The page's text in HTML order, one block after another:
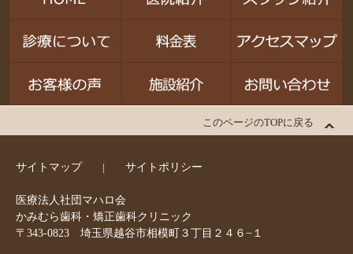
このページのTOPに戻る
サイトマップ サイトポリシー
医療法人社団マハロ会
かみむら歯科・矯正歯科クリニック
〒343-0823 埼玉県越谷市相模町３丁目２４６−１